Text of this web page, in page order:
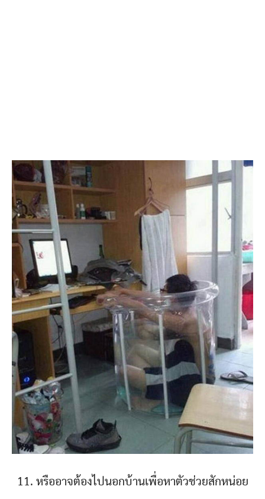
11. หรืออาจต้องไปนอกบ้านเพื่อหาตัวช่วยสักหน่อย